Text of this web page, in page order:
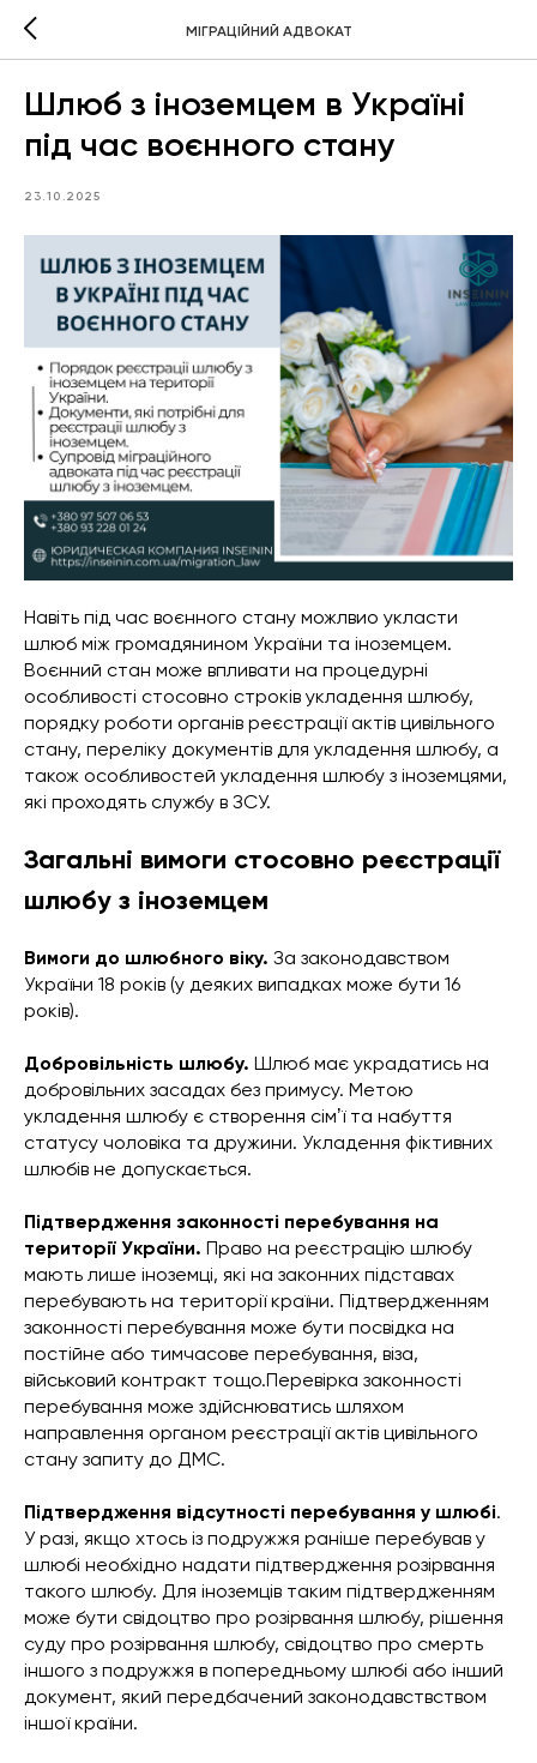
МІГРАЦІЙНИЙ АДВОКАТ
Шлюб з іноземцем в Україні
під час воєнного стану
23.10.2025
Навіть під час воєнного стану можлвио укласти
шлюб між громадянином України та іноземцем.
Воєнний стан може впливати на процедурні
особливості стосовно строків укладення шлюбу,
порядку роботи органів реєстрації актів цивільного
стану, переліку документів для укладення шлюбу, а
також особливостей укладення шлюбу з іноземцями,
які проходять службу в ЗСУ.
Загальні вимоги стосовно реєстрації
шлюбу з іноземцем
Вимоги до шлюбного віку. За законодавством
України 18 років (у деяких випадках може бути 16
років).
Добровільність шлюбу. Шлюб має украдатись на
добровільних засадах без примусу. Метою
укладення шлюбу є створення сімʼї та набуття
статусу чоловіка та дружини. Укладення фіктивних
шлюбів не допускається.
Підтвердження законності перебування на
території України. Право на реєстрацію шлюбу
мають лише іноземці, які на законних підставах
перебувають на території країни. Підтвердженням
законності перебування може бути посвідка на
постійне або тимчасове перебування, віза,
військовий контракт тощо.Перевірка законності
перебування може здійснюватись шляхом
направлення органом реєстрації актів цивільного
стану запиту до ДМС.
Підтвердження відсутності перебування у шлюбі.
У разі, якщо хтось із подружжя раніше перебував у
шлюбі необхідно надати підтвердження розірвання
такого шлюбу. Для іноземців таким підтвердженням
може бути свідоцтво про розірвання шлюбу, рішення
суду про розірвання шлюбу, свідоцтво про смерть
іншого з подружжя в попередньому шлюбі або інший
документ, який передбачений законодавствством
іншої країни.